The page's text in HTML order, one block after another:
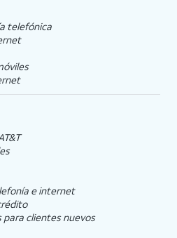
telefónica
e internet
clientes nuevos